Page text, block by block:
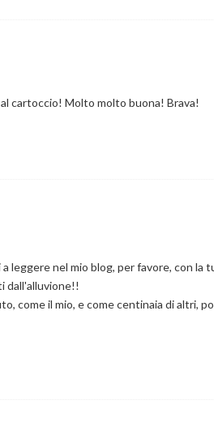
cartoccio! Molto molto buona! Brava!
leggere nel mio blog, per favore, con
dall'alluvione!!
come il mio, e come centinaia di altri,